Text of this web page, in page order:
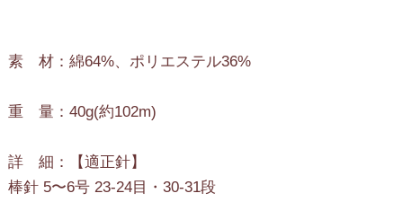
素 材：綿64%、ポリエステル36%
重 量：40g(約102m)
詳 細：【適正針】
棒針 5〜6号 23-24目・30-31段